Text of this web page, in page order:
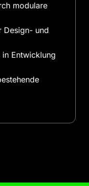
modulare
Design- und
Entwicklung